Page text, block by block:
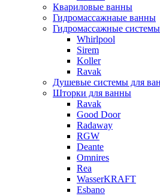
Квариловые ванны
Гидромассажнаые ванны
Гидромассажные
Whirlpool
Sirem
Koller
Ravak
Душевые системы для
Шторки для ванны
Ravak
Good Door
Radaway
RGW
Deante
Omnires
Rea
WasserKRAFT
Esbano